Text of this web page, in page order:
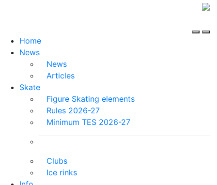
Home
News
News
Articles
Skate
Figure Skating elements
Rules 2026-27
Minimum TES 2026-27
Clubs
Ice rinks